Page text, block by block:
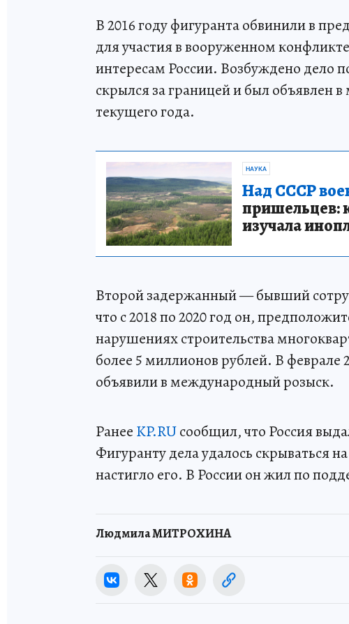
В 2016 году фигуранта обвинили в
для участия в вооруженном
интересам России. Возбуждено дело
скрылся за границей и был объявлен
текущего года.
НАУКА
Над СССР
пришельцев:
изучала
Второй задержанный — бывший
что с 2018 по 2020 год он,
нарушениях строительства
более 5 миллионов рублей. В феврале
объявили в международный розыск.
Ранее KP.RUсообщил, что Россия
Фигуранту дела удалось скрываться
настигло его. В России он жил по
Людмила МИТРОХИНА